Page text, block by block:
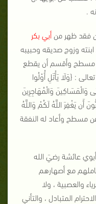
.
فقد ظهر من أبي بكر
ابنته وزوج صديقه وحبيبه
مسطح وأقسم أن يقطع
: {وَلَا يَأْتَلِ أُوْلُوا
وَالْمَسَاكِينَ وَالْمُهَاجِرِينَ
أَن يَغْفِرَ اللَّهُ لَكُمْ وَاللَّهُ
عفا عن مسطح وأعاد له النفقة
عائشة رضيَ الله
مع أصهارهم
والعصبية ، ولا
المتبادل ، والتأني